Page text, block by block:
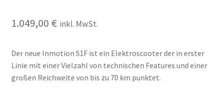
1.049,00 € inkl. MwSt.
Der neue Inmotion S1F ist ein Elektroscooter der in erster
Linie mit einer Vielzahl von technischen Features und einer
großen Reichweite von bis zu 70 km punktet.